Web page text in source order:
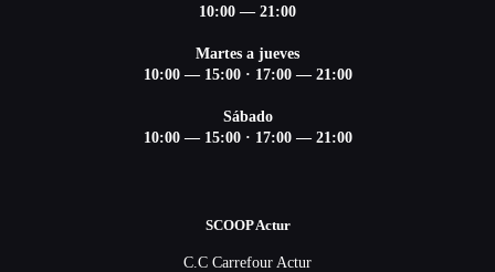
10:00 — 21:00
Martes a jueves
10:00 — 15:00 · 17:00 — 21:00
Sábado
10:00 — 15:00 · 17:00 — 21:00
SCOOP Actur
C.C Carrefour Actur